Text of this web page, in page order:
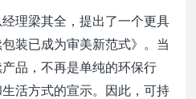
理梁其全，提出了一个更具
装已成为审美新范式》。 当
品，不再是单纯的环保行
活方式的宣示。因此，可持